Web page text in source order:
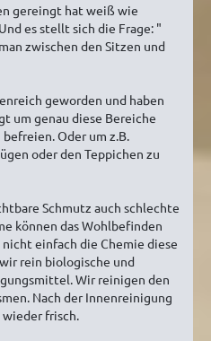
gereingt hat weiß wie
es stellt sich die Frage: "
zwischen den Sitzen und
geworden und haben
um genau diese Bereiche
Oder um z.B.
oder den Teppichen zu
Schmutz auch schlechte
können das Wohlbefinden
einfach die Chemie diese
rein biologische und
Wir reinigen den
Nach der Innenreinigung
frisch.